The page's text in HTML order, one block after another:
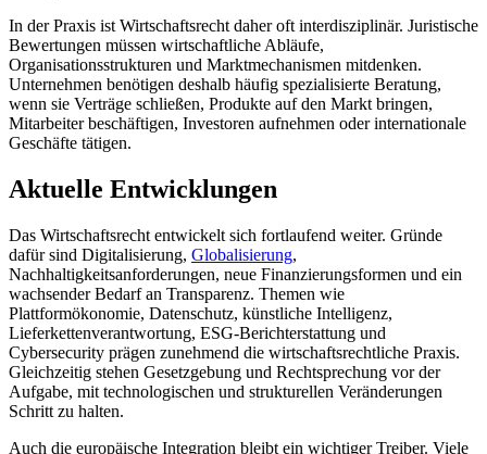
In der Praxis ist Wirtschaftsrecht daher oft interdisziplinär. Juristische
Bewertungen müssen wirtschaftliche Abläufe,
Organisationsstrukturen und Marktmechanismen mitdenken.
Unternehmen benötigen deshalb häufig spezialisierte Beratung,
wenn sie Verträge schließen, Produkte auf den Markt bringen,
Mitarbeiter beschäftigen, Investoren aufnehmen oder internationale
Geschäfte tätigen.
Aktuelle Entwicklungen
Das Wirtschaftsrecht entwickelt sich fortlaufend weiter. Gründe
dafür sind Digitalisierung, Globalisierung,
Nachhaltigkeitsanforderungen, neue Finanzierungsformen und ein
wachsender Bedarf an Transparenz. Themen wie
Plattformökonomie, Datenschutz, künstliche Intelligenz,
Lieferkettenverantwortung, ESG-Berichterstattung und
Cybersecurity prägen zunehmend die wirtschaftsrechtliche Praxis.
Gleichzeitig stehen Gesetzgebung und Rechtsprechung vor der
Aufgabe, mit technologischen und strukturellen Veränderungen
Schritt zu halten.
Auch die europäische Integration bleibt ein wichtiger Treiber. Viele